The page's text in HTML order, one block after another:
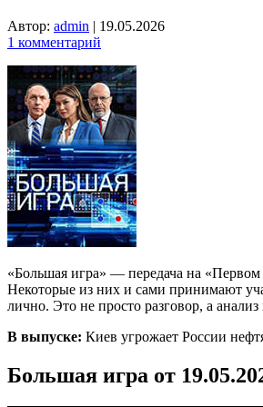
Автор: admin | 19.05.2026
1 комментарий
«Большая игра» — передача на
Некоторые из них и сами принимают
лично. Это не просто разговор, а
В выпуске: Киев угрожает России
Большая игра от